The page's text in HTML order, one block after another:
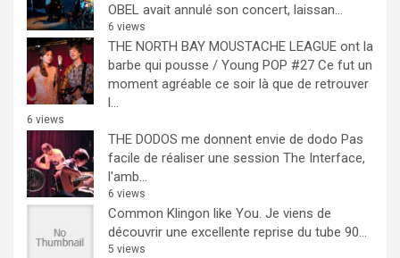
OBEL avait annulé son concert, laissan...
6 views
THE NORTH BAY MOUSTACHE LEAGUE ont la
barbe qui pousse / Young POP #27 Ce fut un
moment agréable ce soir là que de retrouver
l...
6 views
THE DODOS me donnent envie de dodo Pas
facile de réaliser une session The Interface,
l'amb...
6 views
Common Klingon like You. Je viens de
découvrir une excellente reprise du tube 90...
5 views